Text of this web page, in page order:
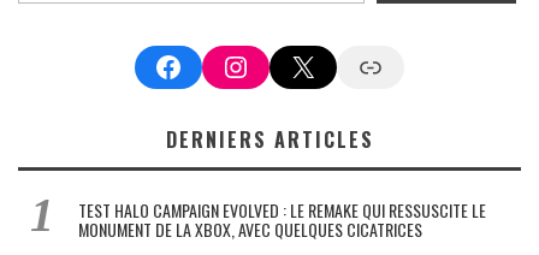
FacebookInstagram
X Google News
DERNIERS ARTICLES
TEST HALO CAMPAIGN EVOLVED : LE REMAKE QUI RESSUSCITE LE
MONUMENT DE LA XBOX, AVEC QUELQUES CICATRICES